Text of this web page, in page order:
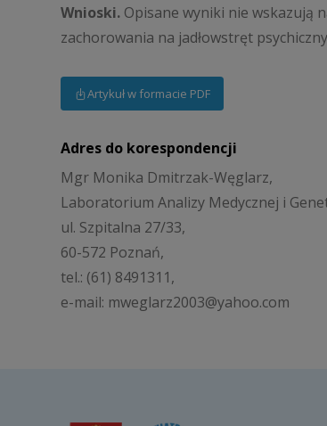
Wnioski. Opisane wyniki nie wskazują
zachorowania na jadłowstręt
Artykuł w formacie PDF
Adres do korespondencji
Mgr Monika Dmitrzak-Węglarz,
Laboratorium Analizy Medycznej i
ul. Szpitalna 27/33,
60-572 Poznań,
tel.: (61) 8491311,
e-mail: mweglarz2003@yahoo.com